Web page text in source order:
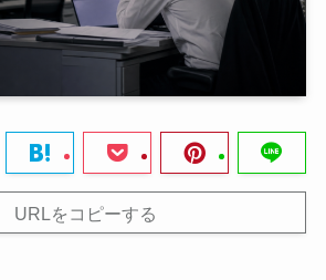
URLをコピーする